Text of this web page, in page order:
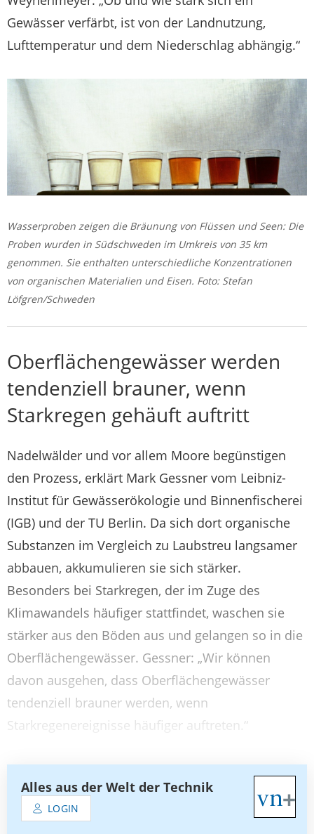
Gewässer verfärbt, ist von der Landnutzung,
Lufttemperatur und dem Niederschlag abhängig.“
Wasserproben zeigen die Bräunung von Flüssen und Seen: Die
Proben wurden in Südschweden im Umkreis von 35 km
genommen. Sie enthalten unterschiedliche Konzentrationen
von organischen Materialien und Eisen. Foto: Stefan
Löfgren/Schweden
Oberflächengewässer werden
tendenziell brauner, wenn
Starkregen gehäuft auftritt
Nadelwälder und vor allem Moore begünstigen
den Prozess, erklärt Mark Gessner vom Leibniz-
Institut für Gewässerökologie und Binnenfischerei
(IGB) und der TU Berlin. Da sich dort organische
Substanzen im Vergleich zu Laubstreu langsamer
abbauen, akkumulieren sie sich stärker.
Besonders bei Starkregen, der im Zuge des
Klimawandels häufiger stattfindet, waschen sie
stärker aus den Böden aus und gelangen so in die
Oberflächengewässer. Gessner: „Wir können
davon ausgehen, dass Oberflächengewässer
tendenziell brauner werden, wenn
Starkregenereignisse häufiger auftreten.“
Alles aus der Welt der Technik
LOGIN